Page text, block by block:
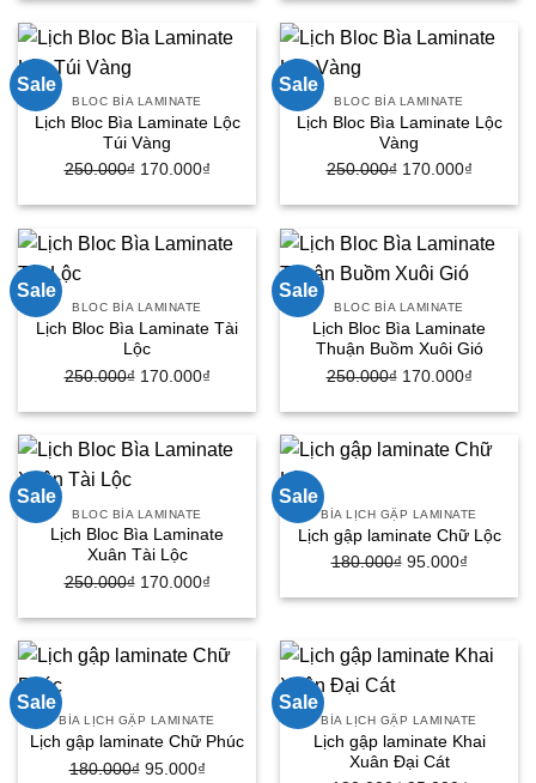
250.000₫.là:
170.000₫.
250.000₫.là:
Sale
BLOC BÌA LAMINATE
Lịch Bloc Bìa Laminate Lộc
Túi Vàng
250.000₫ Giá
250.000₫.
170.000₫
là:
170.000₫.
Sale
BLOC BÌA LAMINATE
Lịch Bloc Bìa Laminate Lộc
Vàng
250.000₫ Giá
250.000₫.
170.000₫
là:
Sale
BLOC BÌA LAMINATE
Lịch Bloc Bìa Laminate Tài
Lộc
250.000₫ Giá
250.000₫.
170.000₫
là:
170.000₫.
Sale
BLOC BÌA LAMINATE
Lịch Bloc Bìa Laminate
Thuận Buồm Xuôi Gió
250.000₫ Giá
250.000₫.
170.000₫
là:
Sale
BLOC BÌA LAMINATE
Lịch Bloc Bìa Laminate
Xuân Tài Lộc
250.000₫ Giá
250.000₫.
170.000₫
là:
170.000₫.
Sale
BÌA LỊCH GẬP LAMINATE
Lịch gập laminate Chữ Lộc
180.000₫ Giá
95.000₫
95.000₫.
Sale
BÌA LỊCH GẬP LAMINATE
Lịch gập laminate Chữ Phúc
180.000₫ Giá
95.000₫
Sale
BÌA LỊCH GẬP LAMINATE
Lịch gập laminate Khai
Xuân Đại Cát